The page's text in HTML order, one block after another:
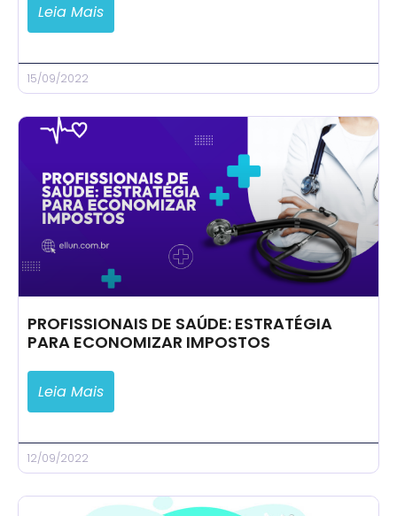
Leia Mais
15/09/2022
PROFISSIONAIS DE SAÚDE: ESTRATÉGIA
PARA ECONOMIZAR IMPOSTOS
Leia Mais
12/09/2022